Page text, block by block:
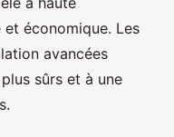
économique. Les
avancées
sûrs et à une